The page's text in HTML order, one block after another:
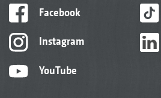
Facebook
Instagram
YouTube